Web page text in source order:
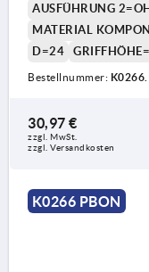
versetzt
AUSFÜHRUNG
MATERIAL
D=24
Bestellnummer:
30,97 €
zzgl. MwSt.
zzgl. Versandkosten
K0266 PBON